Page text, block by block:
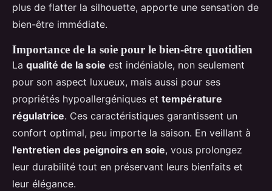
plus de flatter la silhouette, apporte une sensation de
bien-être immédiate.
Importance de la soie pour le bien-être quotidien
La qualité de la soie est indéniable, non seulement
pour son aspect luxueux, mais aussi pour ses
propriétés hypoallergéniques et température
régulatrice. Ces caractéristiques garantissent un
confort optimal, peu importe la saison. En veillant à
l'entretien des peignoirs en soie, vous prolongez
leur durabilité tout en préservant leurs bienfaits et
leur élégance.